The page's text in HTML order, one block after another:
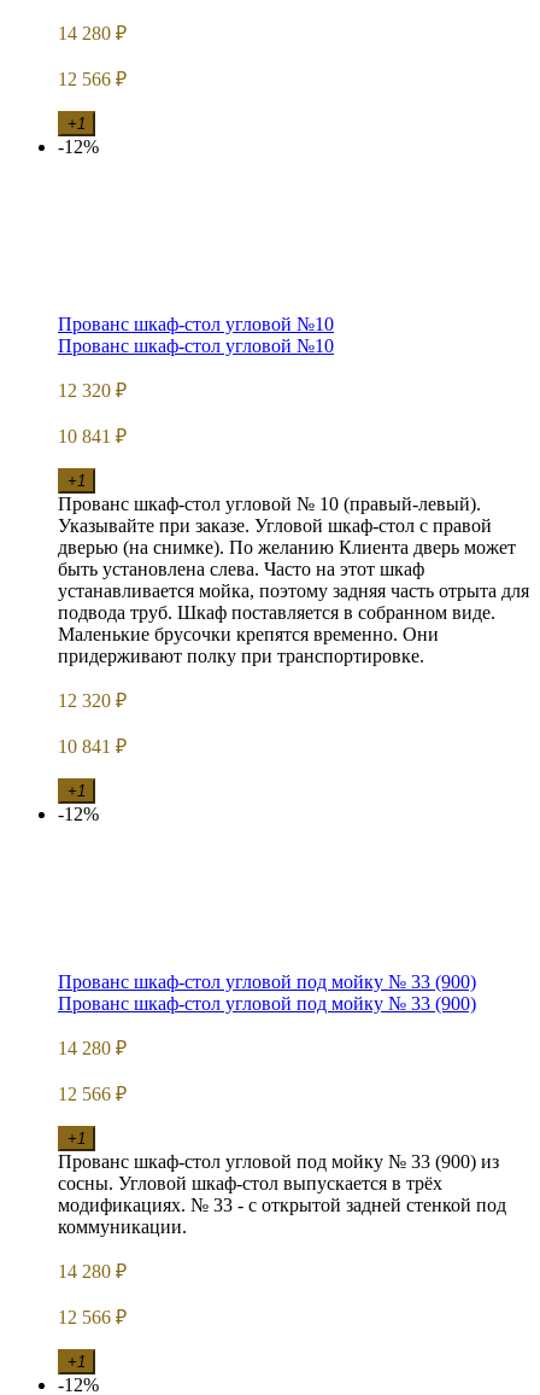
14 280 ₽
12 566 ₽
+1
-12%
Прованс шкаф-стол угловой №10
Прованс шкаф-стол угловой №10
12 320 ₽
10 841 ₽
+1
Прованс шкаф-стол угловой № 10 (правый-левый).
Указывайте при заказе. Угловой шкаф-стол с правой
дверью (на снимке). По желанию Клиента дверь может
быть установлена слева. Часто на этот шкаф
устанавливается мойка, поэтому задняя часть отрыта для
подвода труб. Шкаф поставляется в собранном виде.
Маленькие брусочки крепятся временно. Они
придерживают полку при транспортировке.
12 320 ₽
10 841 ₽
+1
-12%
Прованс шкаф-стол угловой под мойку № 33 (900)
Прованс шкаф-стол угловой под мойку № 33 (900)
14 280 ₽
12 566 ₽
+1
Прованс шкаф-стол угловой под мойку № 33 (900) из
сосны. Угловой шкаф-стол выпускается в трёх
модификациях. № 33 - с открытой задней стенкой под
коммуникации.
14 280 ₽
12 566 ₽
+1
-12%